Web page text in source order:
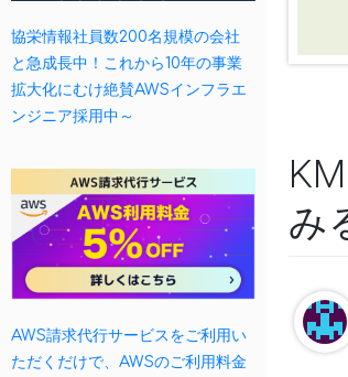
協栄情報社員数200名規模の会社
と急成長中！これから10年の事業
拡大化にむけ絶賛AWSインフラエ
ンジニア採用中～
AWS請求代行サービスをご利用い
ただくだけで、AWSのご利用料金
み